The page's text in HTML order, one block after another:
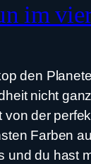
im
den
nicht
der
Farben
und du hast